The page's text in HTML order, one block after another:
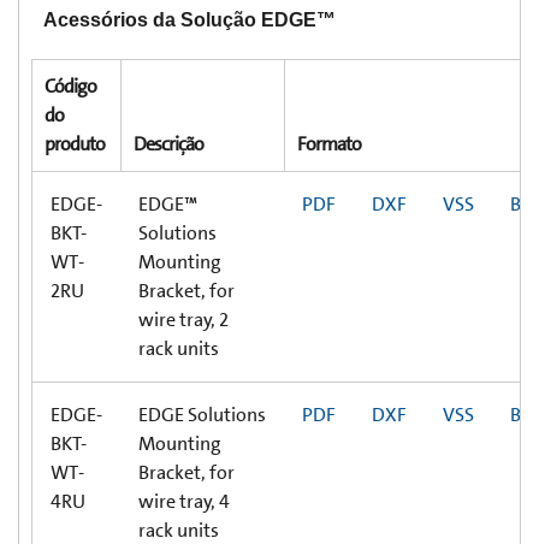
Acessórios da Solução EDGE™
Código
do
produto
Descrição Formato
EDGE-
BKT-
WT-
2RU
EDGE™
Solutions
Mounting
Bracket, for
wire tray, 2
rack units
PDF DXF VSS
EDGE-
BKT-
WT-
4RU
EDGE Solutions
Mounting
Bracket, for
wire tray, 4
rack units
PDF DXF VSS